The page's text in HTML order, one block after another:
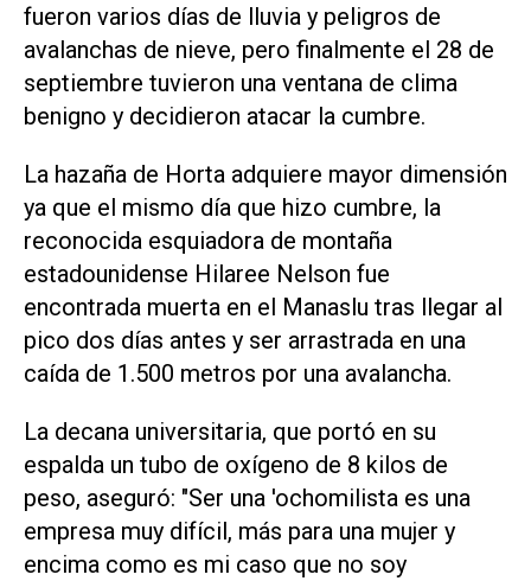
fueron varios días de lluvia y peligros de
avalanchas de nieve, pero finalmente el 28 de
septiembre tuvieron una ventana de clima
benigno y decidieron atacar la cumbre.
La hazaña de Horta adquiere mayor dimensión
ya que el mismo día que hizo cumbre, la
reconocida esquiadora de montaña
estadounidense Hilaree Nelson fue
encontrada muerta en el Manaslu tras llegar al
pico dos días antes y ser arrastrada en una
caída de 1.500 metros por una avalancha.
La decana universitaria, que portó en su
espalda un tubo de oxígeno de 8 kilos de
peso, aseguró: "Ser una 'ochomilista es una
empresa muy difícil, más para una mujer y
encima como es mi caso que no soy